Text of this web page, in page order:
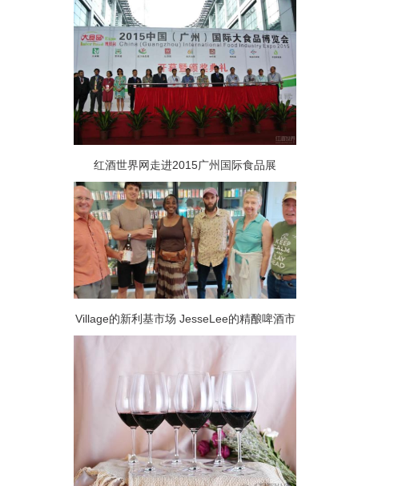
红酒世界网走进2015广州国际食品展
Village的新利基市场 JesseLee的精酿啤酒市
场